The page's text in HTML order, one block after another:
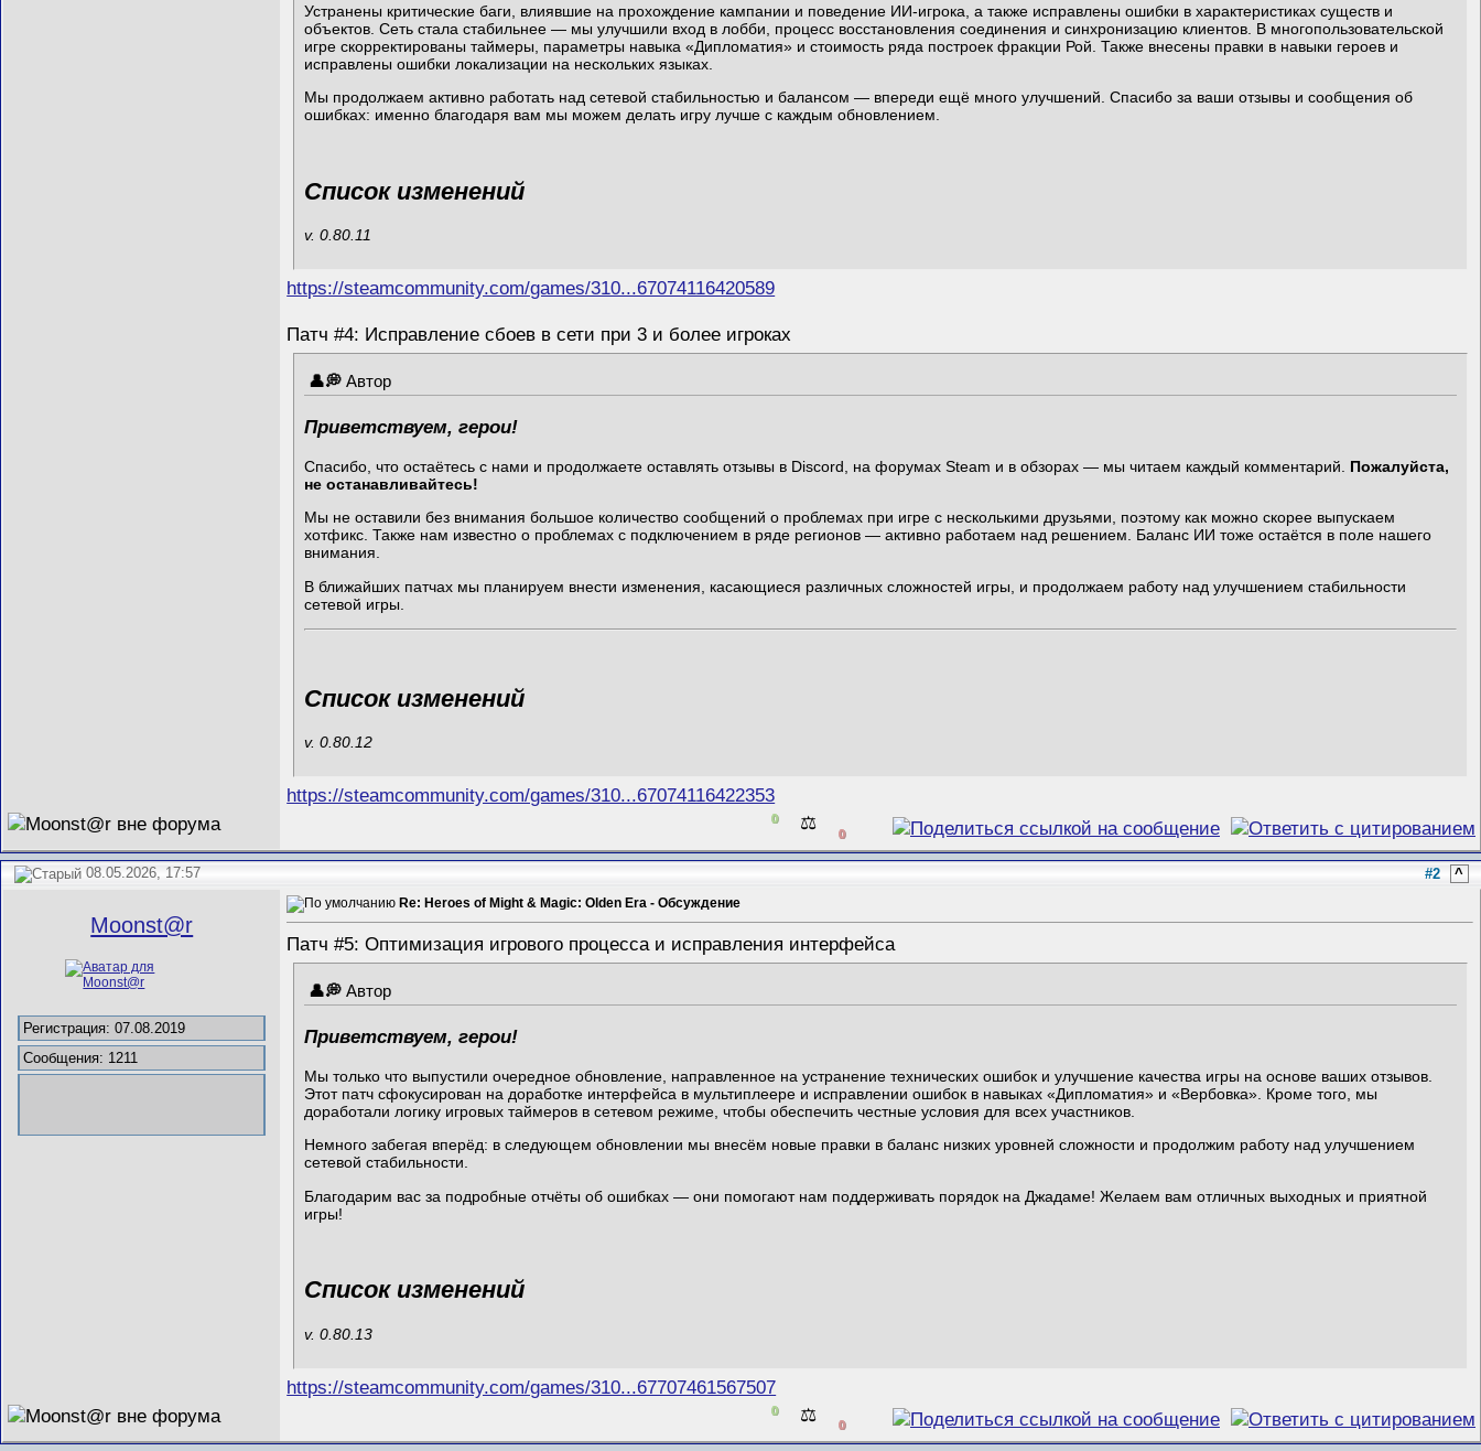
Устранены критические баги, влиявшие на прохождение кампании и поведение ИИ-игрока, а также исправлены ошибки в характеристиках существ и
объектов. Сеть стала стабильнее — мы улучшили вход в лобби, процесс восстановления соединения и синхронизацию клиентов. В многопользовательской
игре скорректированы таймеры, параметры навыка «Дипломатия» и стоимость ряда построек фракции Рой. Также внесены правки в навыки героев и
исправлены ошибки локализации на нескольких языках.
Мы продолжаем активно работать над сетевой стабильностью и балансом — впереди ещё много улучшений. Спасибо за ваши отзывы и сообщения об
ошибках: именно благодаря вам мы можем делать игру лучше с каждым обновлением.
Список изменений
v. 0.80.11
https://steamcommunity.com/games/310...67074116420589
Патч #4: Исправление сбоев в сети при 3 и более игроках
Автор
Приветствуем, герои!
Спасибо, что остаётесь с нами и продолжаете оставлять отзывы в Discord, на форумах Steam и в обзорах — мы читаем каждый комментарий. Пожалуйста,
не останавливайтесь!
Мы не оставили без внимания большое количество сообщений о проблемах при игре с несколькими друзьями, поэтому как можно скорее выпускаем
хотфикс. Также нам известно о проблемах с подключением в ряде регионов — активно работаем над решением. Баланс ИИ тоже остаётся в поле нашего
внимания.
В ближайших патчах мы планируем внести изменения, касающиеся различных сложностей игры, и продолжаем работу над улучшением стабильности
сетевой игры.
Список изменений
v. 0.80.12
https://steamcommunity.com/games/310...67074116422353
0 ⚖️ 0
08.05.2026, 17:57 #2 ^
Mооnst@r
Регистрация: 07.08.2019
Сообщения: 1211
Re: Heroes of Might & Magic: Olden Era - Обсуждение
Патч #5: Оптимизация игрового процесса и исправления интерфейса
Автор
Приветствуем, герои!
Мы только что выпустили очередное обновление, направленное на устранение технических ошибок и улучшение качества игры на основе ваших отзывов.
Этот патч сфокусирован на доработке интерфейса в мультиплеере и исправлении ошибок в навыках «Дипломатия» и «Вербовка». Кроме того, мы
доработали логику игровых таймеров в сетевом режиме, чтобы обеспечить честные условия для всех участников.
Немного забегая вперёд: в следующем обновлении мы внесём новые правки в баланс низких уровней сложности и продолжим работу над улучшением
сетевой стабильности.
Благодарим вас за подробные отчёты об ошибках — они помогают нам поддерживать порядок на Джадаме! Желаем вам отличных выходных и приятной
игры!
Список изменений
v. 0.80.13
https://steamcommunity.com/games/310...67707461567507
0 ⚖️ 0